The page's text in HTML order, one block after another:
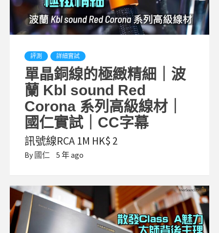
評測 詳細實試
單晶銅線的極緻精細｜波
蘭 Kbl sound Red
Corona 系列高級線材｜
國仁實試｜CC字幕
訊號線RCA 1M HK$ 2
By 國仁 5 年 ago